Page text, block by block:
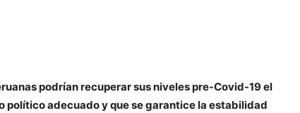
podrían recuperar sus niveles pre-Covid-19 el
político adecuado y que se garantice la estabilidad